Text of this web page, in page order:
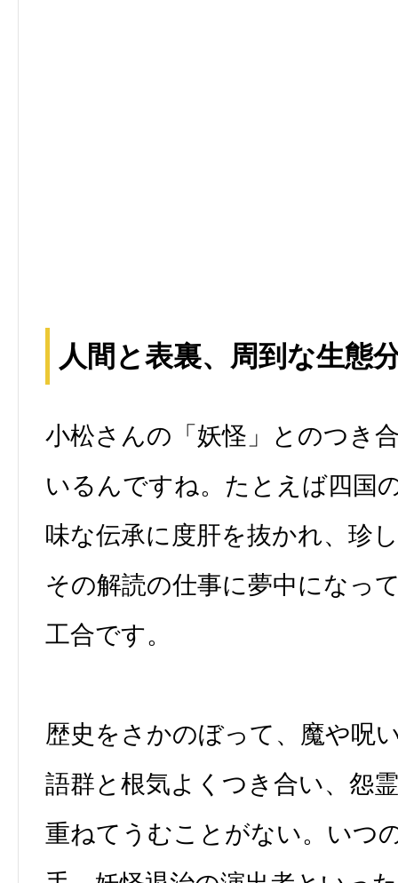
人間と表裏、周到な生態
小松さんの「妖怪」とのつき
いるんですね。たとえば四国
味な伝承に度肝を抜かれ、珍
その解読の仕事に夢中になっ
工合です。
歴史をさかのぼって、魔や呪
語群と根気よくつき合い、怨
重ねてうむことがない。いつ